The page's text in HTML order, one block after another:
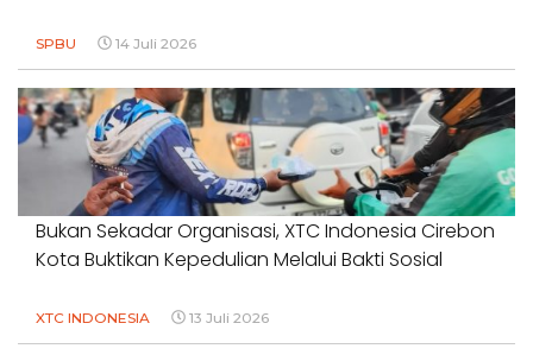
SPBU 14 Juli 2026
Bukan Sekadar Organisasi, XTC Indonesia Cirebon
Kota Buktikan Kepedulian Melalui Bakti Sosial
XTC INDONESIA 13 Juli 2026